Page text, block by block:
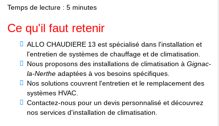
Temps de lecture : 5 minutes
Ce qu'il faut retenir
ALLO CHAUDIERE 13 est spécialisé dans l'installation et
l'entretien de systèmes de chauffage et de climatisation.
Nous proposons des installations de climatisation à Gignac-
la-Nerthe adaptées à vos besoins spécifiques.
Nos solutions couvrent l'entretien et le remplacement des
systèmes HVAC.
Contactez-nous pour un devis personnalisé et découvrez
nos services d'installation de climatisation.